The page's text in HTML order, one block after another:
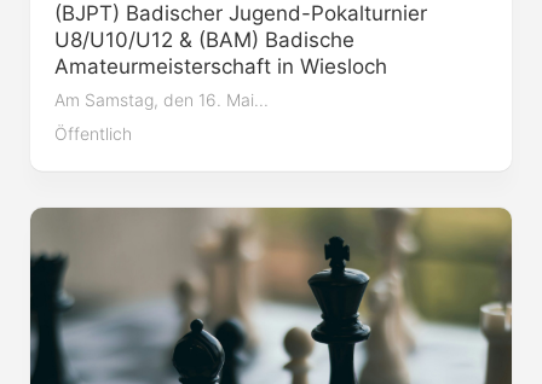
(BJPT) Badischer Jugend-Pokalturnier
U8/U10/U12 & (BAM) Badische
Amateurmeisterschaft in Wiesloch
Am Samstag, den 16. Mai...
Öffentlich